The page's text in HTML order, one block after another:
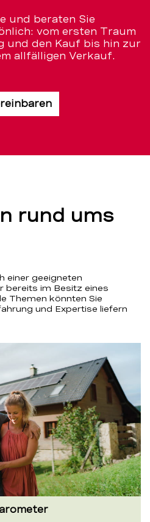
und beraten Sie
vom ersten Traum
und den Kauf bis hin zur
allfälligen Verkauf.
rund ums
einer geeigneten
bereits im Besitz eines
Themen könnten Sie
und Expertise liefern